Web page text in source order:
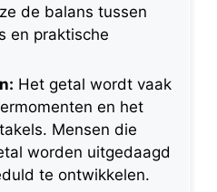
de balans tussen
en praktische
Het getal wordt vaak
en het
Mensen die
worden uitgedaagd
te ontwikkelen.